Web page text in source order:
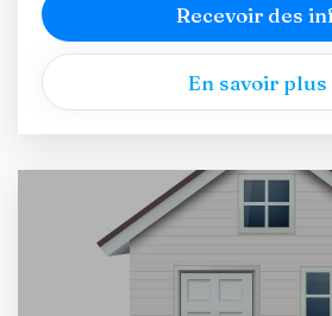
Recevoir des
En savoir plus